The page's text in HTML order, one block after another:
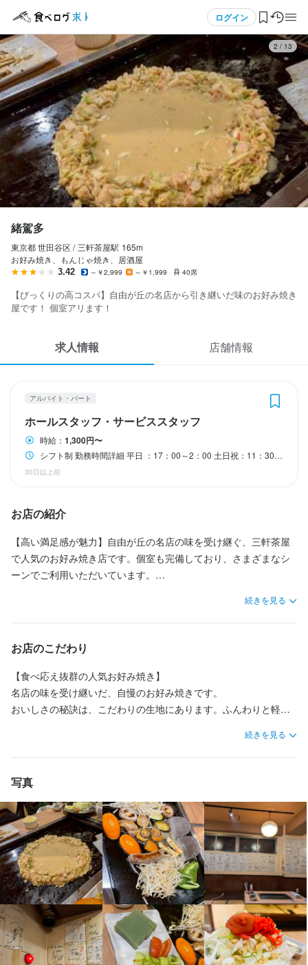
ログイン
ログイン・無料会員登録
食べログ求人TOP
求人検索
マイページ管理
気になる求人
検索履歴・保存した条件
応募履歴
WEB履歴書
掲載をご検討の店舗様へ
食べログ求人PRESS
利用規約
企業情報
3 / 13
緒駕多
東京都 世田谷区 / 三軒茶屋駅 165m
お好み焼き、もんじゃ焼き、居酒屋
3.42 ～￥2,999 ～￥1,999 40席
【びっくりの高コスパ】自由が丘の名店から引き継いだ味のお好み焼き
屋です！ 個室アリます！
求人情報 店舗情報
アルバイト・パート
ホールスタッフ・サービススタッフ
時給： 1,300円〜
シフト制 勤務時間詳細 平日 ：17：00～2：00 土日祝：11：30～2：00 ＊週1日、1日3時間～勤務OK ＊たまには全然入れない週があっても問題なし ＊終電時間はちゃんと考慮します
30日以上前
お店の紹介
【高い満足感が魅力】自由が丘の名店の味を受け継ぐ、三軒茶屋
で人気のお好み焼き店です。個室も完備しており、さまざまなシ
ーンでご利用いただいています。
名店仕込みのお好み焼き、もんじゃ焼き、鉄板焼きを豊富にご用
意。だしとソースは京都から取り寄せたこだわりの特製品を使用
し、味の決め手となっています。
焼き上がったお好み焼きは、ボリュームがありながらも、ふんわ
り軽い食感が特長。さらに30種類以上のトッピングから自由に選
べるため、自分好みの一枚を楽しめます。
築地から仕入れる海鮮や、新鮮なお肉を使った鉄板焼きメニュー
も充実。広々としたワンフロアの店内は開放感があり、ご家族、
です。
続きを見る
お店のこだわり
【食べ応え抜群の人気お好み焼き】
名店の味を受け継いだ、自慢のお好み焼きです。
おいしさの秘訣は、こだわりの生地にあります。ふんわりと軽い
【開放感のある広々とした店内】
ゆったりとした広いフロアに、全10卓を配置した贅沢な空間づく
りが魅力のお店です。
お好み焼き店やもんじゃ焼き店は窮屈なイメージをお持ちの方に
も、快適に過ごしていただける居心地の良い空間をご用意してい
ます。
【個室完備でさまざまなシーンに対応】
人気の個室席も備えており、ご家族でのお食事、ご友人との集ま
り、各種ご宴会など幅広いシーンでご利用いただけます。開放感
とくつろぎを兼ね備えた店内で、楽しいひとときをお過ごしくだ
さい。
続きを見る
写真
アルバイト・パート 緒駕多
ホールスタッフ・サービススタッフ
ホールスタッフ・サービススタッフ
時給1,300円〜
研修期間
試用期間なし
給与補足
基本給：時給 1300円
＊22時以降は時給1625円～（深夜割増含む）
＊給与は現金手渡し
勤務時間
シフト制
勤務時間詳細
土日祝：11：30～2：00
＊週1日、1日3時間～勤務OK
＊たまには全然入れない週があっても問題なし
休日・休暇
シフト制
【福利厚生】
待遇・福利厚生
【福利厚生】
交通費全額支給
昇給あり
制服貸与
ずっと笑ってるゲラな社長。外国人に憧れ、自分をルーリーと呼
んで欲しい店長。そんな店長のおふざけを軽く受け流す学生スタ
ッフたち。だいぶ変で濃い職場ですが、楽しさは三軒茶屋イチで
す。
仕事内容
ホールスタッフの業務をお任せします。
この仕事のおすすめポイント
応募画面へ進む